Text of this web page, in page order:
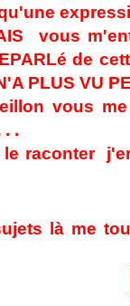
vous
de
PLUS VU
vous
.
raconter
là me